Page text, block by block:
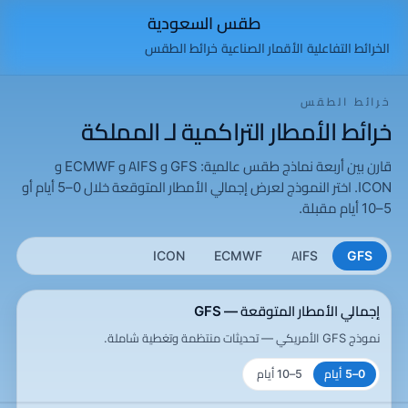
طقس السعودية
الخرائط التفاعليةالأقمار الصناعيةخرائط الطقس
خرائط الطقس
خرائط الأمطار التراكمية لـ المملكة
قارن بين أربعة نماذج طقس عالمية: GFS و AIFS و ECMWF و
ICON. اختر النموذج لعرض إجمالي الأمطار المتوقعة خلال 0–5 أيام أو
5–10 أيام مقبلة.
GFS
AIFS
ECMWF
ICON
إجمالي الأمطار المتوقعة — GFS
نموذج GFS الأمريكي — تحديثات منتظمة وتغطية شاملة.
0–5 أيام 5–10 أيام